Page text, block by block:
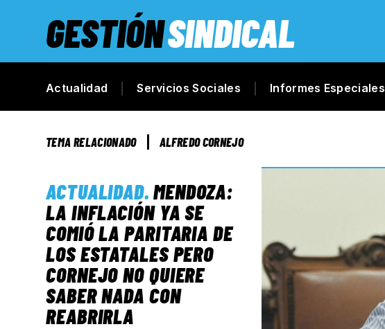
GESTIÓNSINDICAL
Actualidad Servicios Sociales Informes Especiales
TEMA RELACIONADO ALFREDO CORNEJO
ACTUALIDAD.MENDOZA:
LA INFLACIÓN YA SE
COMIÓ LA PARITARIA DE
LOS ESTATALES PERO
CORNEJO NO QUIERE
SABER NADA CON
REABRIRLA